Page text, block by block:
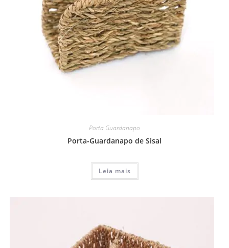
Porta Guardanapo
Porta-Guardanapo de Sisal
Leia mais